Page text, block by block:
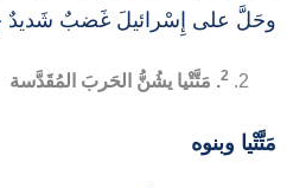
وحَلَّ على إِسْرائيلَ غَضبٌ شَديدٌ
2. مَتَّتْيا يشُنُّ الحَربَ المُقَدَّسة
مَتَّتْيا وبنوه